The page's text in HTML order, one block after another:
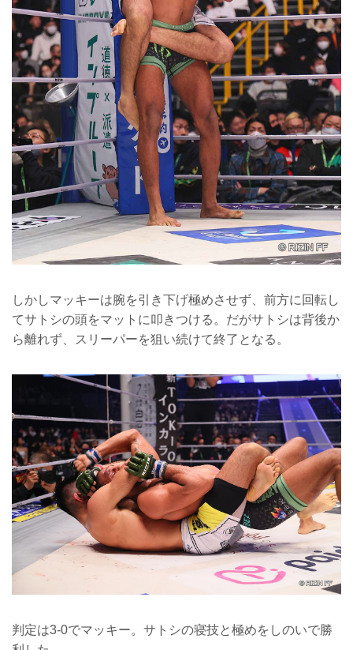
しかしマッキーは腕を引き下げ極めさせず、前方に回転し
てサトシの頭をマットに叩きつける。だがサトシは背後か
ら離れず、スリーパーを狙い続けて終了となる。
判定は3-0でマッキー。サトシの寝技と極めをしのいで勝